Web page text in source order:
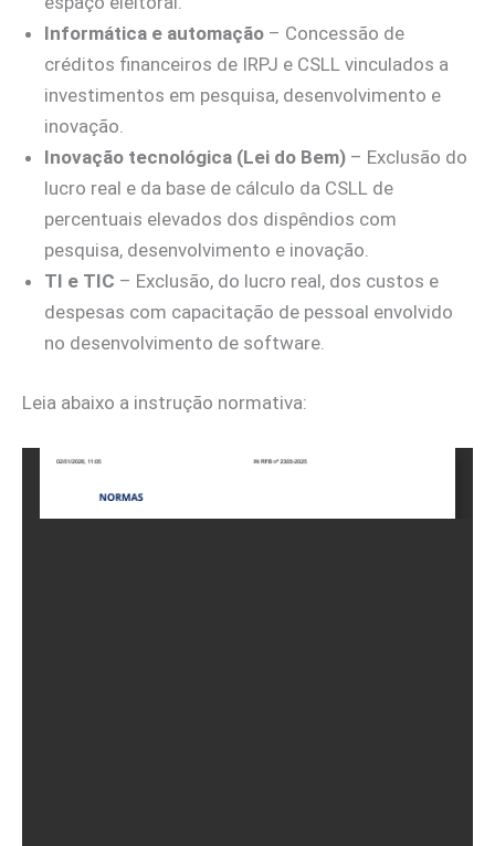
Informática e automação – Concessão de
créditos financeiros de IRPJ e CSLL vinculados a
investimentos em pesquisa, desenvolvimento e
inovação.
Inovação tecnológica (Lei do Bem) – Exclusão do
lucro real e da base de cálculo da CSLL de
percentuais elevados dos dispêndios com
pesquisa, desenvolvimento e inovação.
TI e TIC – Exclusão, do lucro real, dos custos e
despesas com capacitação de pessoal envolvido
no desenvolvimento de software.
Leia abaixo a instrução normativa: